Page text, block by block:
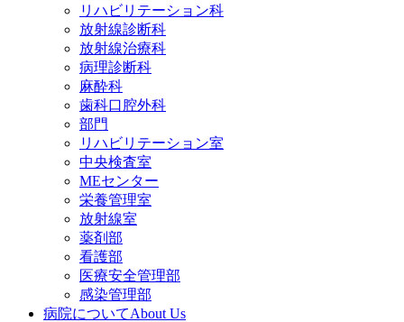
リハビリテーション科
放射線診断科
放射線治療科
病理診断科
麻酔科
歯科口腔外科
部門
リハビリテーション室
中央検査室
MEセンター
栄養管理室
放射線室
薬剤部
看護部
医療安全管理部
感染管理部
病院についてAbout Us